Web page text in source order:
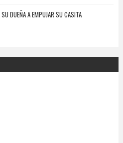
DUEÑA A EMPUJAR SU CASITA